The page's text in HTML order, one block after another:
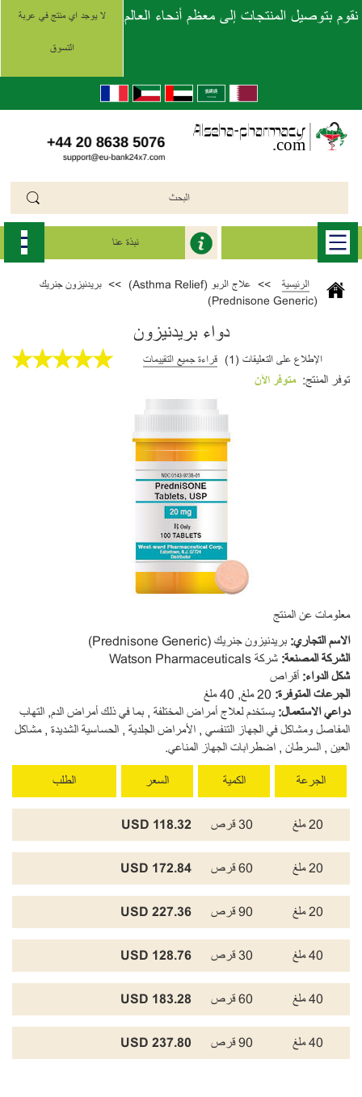
لا يوجد اي منتج في عربة
التسوق
نقوم بتوصيل المنتجات إلى معظم أنحاء العالم
نبذة عنا
الرئيسية >> علاج الربو (Asthma Relief) >> بريدنيزون جنريك
(Prednisone Generic)
دواء بريدنيزون
الإطلاع على التعليقات (1) قراءة جميع التقييمات
توفر المنتج: متوفر الآن
معلومات عن المنتج
الاسم التجاري: بريدنيزون جنريك (Prednisone Generic)
الشركة المصنعة: شركة Watson Pharmaceuticals
شكل الدواء: أقراص
الجرعات المتوفرة: 20 ملغ, 40 ملغ
دواعي الاستعمال: يستخدم لعلاج أمراض المختلفة , بما في ذلك أمراض الدم, التهاب
المفاصل ومشاكل في الجهاز التنفسي , الأمراض الجلدية , الحساسية الشديدة , مشاكل
العين , السرطان , اضطرابات الجهاز المناعي.
الجرعة الكمية السعر الطلب
20 ملغ 30 قرص 118.32 USD
20 ملغ 60 قرص 172.84 USD
20 ملغ 90 قرص 227.36 USD
40 ملغ 30 قرص 128.76 USD
40 ملغ 60 قرص 183.28 USD
40 ملغ 90 قرص 237.80 USD